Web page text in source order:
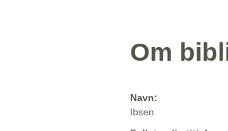
Om
Navn:
Ibsen